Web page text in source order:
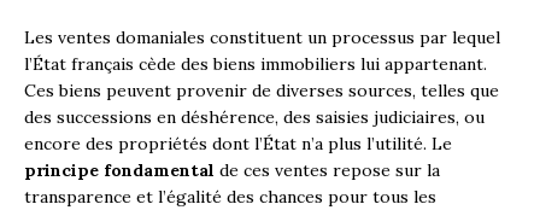
Les ventes domaniales constituent un processus par lequel
l’État français cède des biens immobiliers lui appartenant.
Ces biens peuvent provenir de diverses sources, telles que
des successions en déshérence, des saisies judiciaires, ou
encore des propriétés dont l’État n’a plus l’utilité. Le
principe fondamental de ces ventes repose sur la
transparence et l’égalité des chances pour tous les